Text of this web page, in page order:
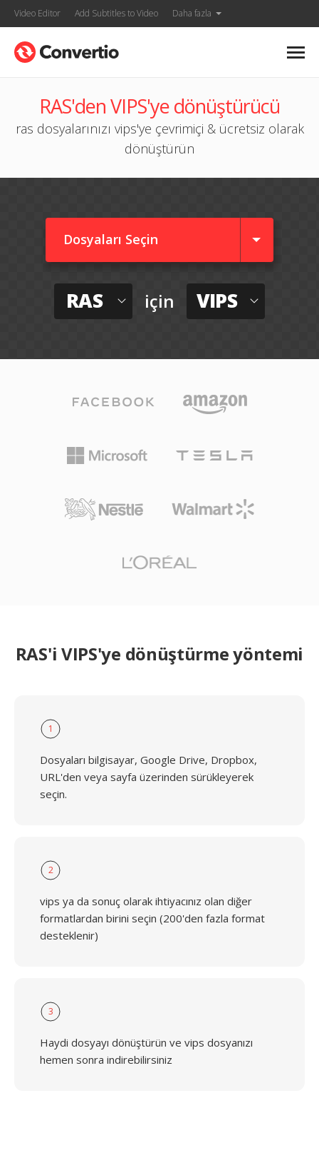
Video Editor Add Subtitles to Video Daha fazla
RAS'den VIPS'ye dönüştürücü
ras dosyalarınızı vips'ye çevrimiçi & ücretsiz olarak
dönüştürün
Dosyaları Seçin
RAS için VIPS
RAS'i VIPS'ye dönüştürme yöntemi
1
Dosyaları bilgisayar, Google Drive, Dropbox,
URL'den veya sayfa üzerinden sürükleyerek
seçin.
2
vips ya da sonuç olarak ihtiyacınız olan diğer
formatlardan birini seçin (200'den fazla format
desteklenir)
3
Haydi dosyayı dönüştürün ve vips dosyanızı
hemen sonra indirebilirsiniz